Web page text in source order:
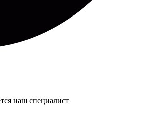
наш специалист